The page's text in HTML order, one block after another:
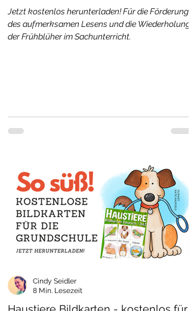
Jetzt kostenlos herunterladen! Für die Förderung
des aufmerksamen Lesens und die Wiederholung
der Frühblüher im Sachunterricht.
Cindy Seidler
8 Min. Lesezeit